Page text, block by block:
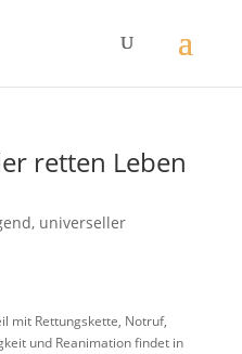
retten Leben
, universeller
mit Rettungskette, Notruf,
und Reanimation findet in